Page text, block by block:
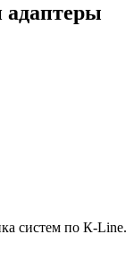
адаптеры
систем по К-Line.